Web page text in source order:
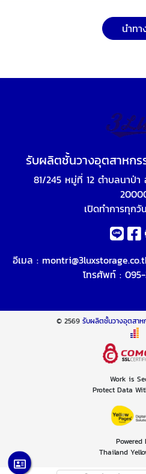
นำทา
รับผลิตชั้นวางอุตสาหก
81/245 หมู่ที่ 12 ตำบลนาป่า
เปิดทำการทุกวั
อีเมล :
โทรศัพท์ :
© 2569รับผลิตชั้นวางอุตสา
Work is
Protect Data
Powered
Thailand